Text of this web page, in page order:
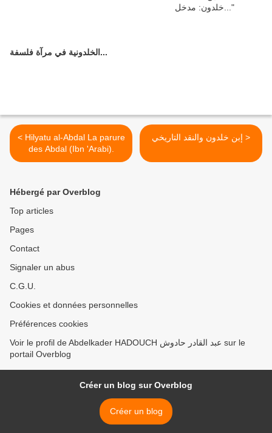
الخلدونية في مرآة فلسفة...
< Hilyatu al-Abdal La parure
des Abdal (Ibn 'Arabi).
إبن خلدون والنقد التاريخي >
Hébergé par Overblog
Top articles
Pages
Contact
Signaler un abus
C.G.U.
Cookies et données personnelles
Préférences cookies
Voir le profil de Abdelkader HADOUCH عبد القادر حادوش sur le
portail Overblog
Créer un blog sur Overblog
Créer un blog